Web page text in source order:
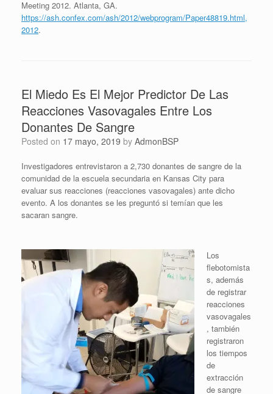
Meeting 2012. Atlanta, GA.
https://ash.confex.com/ash/2012/webprogram/Paper48819.html,
2012.
El Miedo Es El Mejor Predictor De Las
Reacciones Vasovagales Entre Los
Donantes De Sangre
Posted on 17 mayo, 2019 by AdmonBSP
Investigadores entrevistaron a 2,730 donantes de sangre de la
comunidad de la escuela secundaria en Kansas City para
evaluar sus reacciones (reacciones vasovagales) ante dicho
evento. A los donantes se les preguntó si temían que les
sacaran sangre.
Los
flebotomista
s, además
de registrar
reacciones
vasovagales
, también
registraron
los tiempos
de
extracción
de sangre